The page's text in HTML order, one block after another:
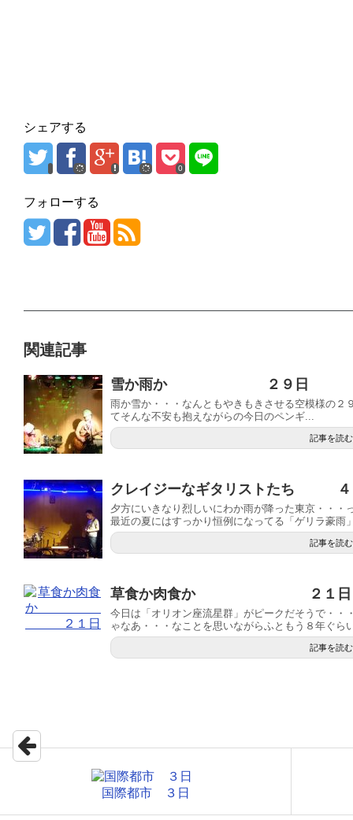
シェアする
0
フォローする
関連記事
雪か雨か ２９日
雨か雪か・・・なんともやきもきさせる空模様の
てそんな不安も抱えながらの今日のペンギ...
記事を読む
クレイジーなギタリストたち ４
夕方にいきなり烈しいにわか雨が降った東京・・・
最近の夏にはすっかり恒例になってる「ゲリラ豪雨
記事を読む
草食か肉食か ２１日
今日は「オリオン座流星群」がピークだそうで・
ゃなあ・・・なことを思いながらふともう８年ぐら
記事を読む
国際都市 ３日